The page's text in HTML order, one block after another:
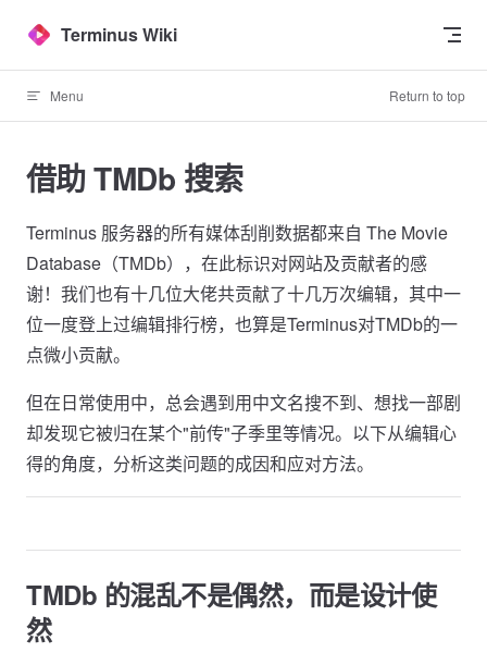
Skip to content
Terminus Wiki
Menu Return to top
借助 TMDb 搜索
Terminus 服务器的所有媒体刮削数据都来自 The Movie
Database（TMDb），在此标识对网站及贡献者的感
谢！我们也有十几位大佬共贡献了十几万次编辑，其中一
位一度登上过编辑排行榜，也算是Terminus对TMDb的一
点微小贡献。
但在日常使用中，总会遇到用中文名搜不到、想找一部剧
却发现它被归在某个"前传"子季里等情况。以下从编辑心
得的角度，分析这类问题的成因和应对方法。
TMDb 的混乱不是偶然，而是设计使
然